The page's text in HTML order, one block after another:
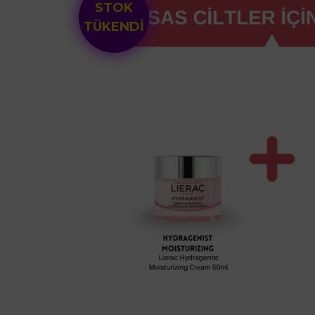
STOK
TÜKENDİ